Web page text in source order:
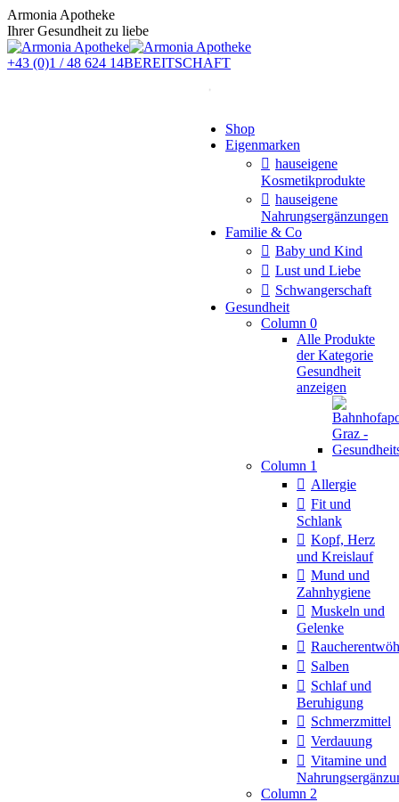
Zum
Inhalt
springen
Armonia Apotheke
Ihrer Gesundheit zu liebe
+43 (0)1 / 48 624 14BEREITSCHAFT
Shop
Eigenmarken
hauseigene
Kosmetikprodukte
hauseigene
Nahrungsergänzungen
Familie & Co
Baby und Kind
Lust und Liebe
Schwangerschaft
Gesundheit
Column 0
Alle Produkte
der Kategorie
Gesundheit
anzeigen
Column 1
Allergie
Fit und
Schlank
Kopf, Herz
und Kreislauf
Mund und
Zahnhygiene
Muskeln und
Gelenke
Salben
Schlaf und
Beruhigung
Schmerzmittel
Verdauung
Vitamine und
Column 2